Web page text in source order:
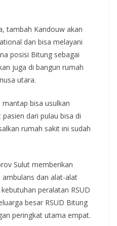
tambah Kandouw akan
dan bisa melayani
posisi Bitung sebagai
juga di bangun rumah
utara.
mantap bisa usulkan
dari pulau bisa di
rumah sakit ini sudah
Sulut memberikan
dan alat-alat
peralatan RSUD
besar RSUD Bitung
peringkat utama empat.